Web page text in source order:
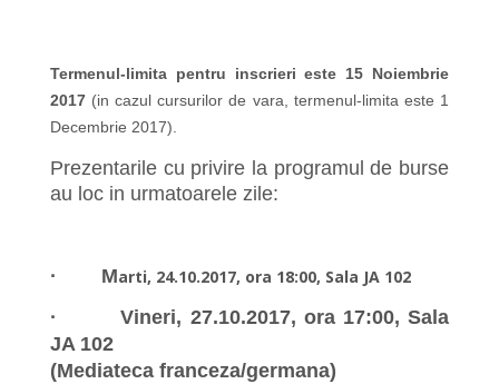
Termenul-limita pentru inscrieri este 15 Noiembrie
2017(in cazul cursurilor de vara, termenul-limita este 1
Decembrie 2017).
Prezentarile cu privire la programul de burse
au loc in urmatoarele zile:
· Marti, 24.10.2017, ora 18:00, Sala JA 102
· Vineri, 27.10.2017, ora 17:00, Sala
JA 102
(Mediateca franceza/germana)